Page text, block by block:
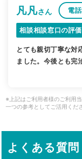
凡凡さん 電
相談相談窓口の評価
とても親切丁寧な対
ました。今後とも完
※上記はご利用者様のご利用
一つの参考としてご活用くだ
よくある質問